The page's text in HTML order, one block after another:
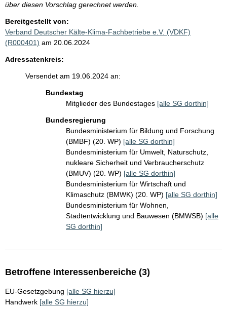
über diesen Vorschlag gerechnet werden.
Bereitgestellt von:
Verband Deutscher Kälte-Klima-Fachbetriebe e.V. (VDKF)
(R000401) am 20.06.2024
Adressatenkreis:
Versendet am 19.06.2024 an:
Bundestag
Mitglieder des Bundestages [alle SG dorthin]
Bundesregierung
Bundesministerium für Bildung und Forschung
(BMBF) (20. WP) [alle SG dorthin]
Bundesministerium für Umwelt, Naturschutz,
nukleare Sicherheit und Verbraucherschutz
(BMUV) (20. WP) [alle SG dorthin]
Bundesministerium für Wirtschaft und
Klimaschutz (BMWK) (20. WP) [alle SG dorthin]
Bundesministerium für Wohnen,
Stadtentwicklung und Bauwesen (BMWSB) [alle
SG dorthin]
Betroffene Interessenbereiche (3)
EU-Gesetzgebung [alle SG hierzu]
Handwerk [alle SG hierzu]